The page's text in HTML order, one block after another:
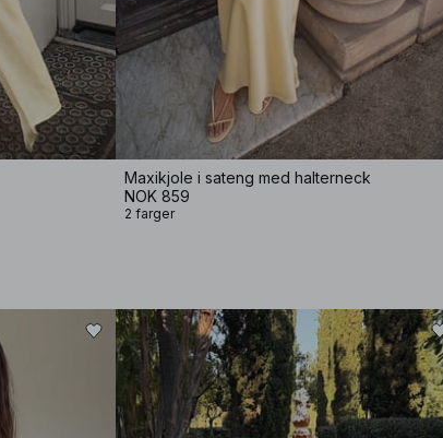
Maxikjole i sateng med halterneck
NOK 859
2 farger